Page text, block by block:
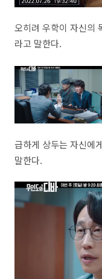
오히려 우학이 자신의
라고 말한다.
급하게 상두는 자신에
말한다.